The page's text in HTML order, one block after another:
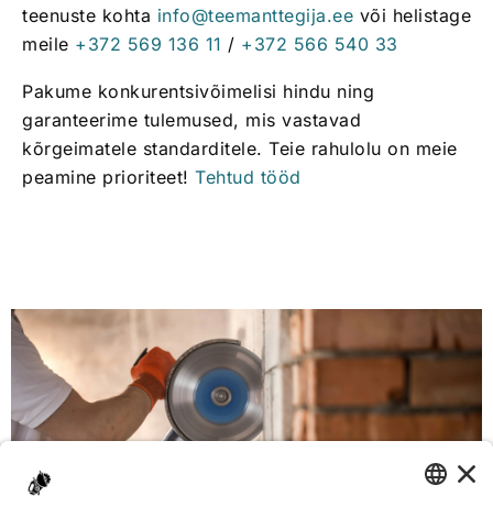
teenuste kohta info@teemanttegija.ee või helistage
meile +372 569 136 11 / +372 566 540 33
Pakume konkurentsivõimelisi hindu ning
garanteerime tulemused, mis vastavad
kõrgeimatele standarditele. Teie rahulolu on meie
peamine prioriteet! Tehtud tööd